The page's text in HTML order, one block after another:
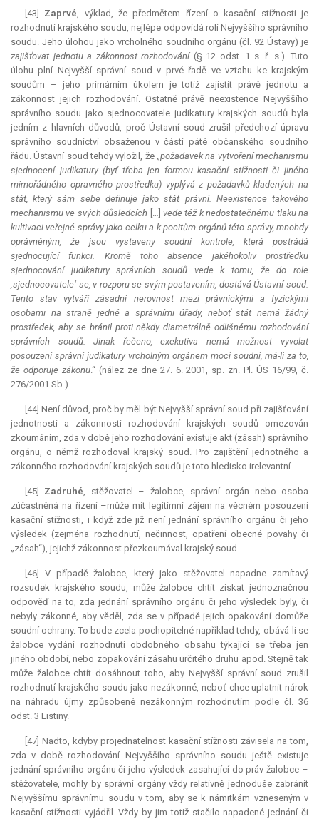
[43] Zaprvé, výklad, že předmětem řízení o kasační stížnosti je
rozhodnutí krajského soudu, nejlépe odpovídá roli Nejvyššího správního
soudu. Jeho úlohou jako vrcholného soudního orgánu (čl. 92 Ústavy) je
zajišťovat jednotu a zákonnost rozhodování(§ 12 odst. 1 s. ř. s.). Tuto
úlohu plní Nejvyšší správní soud v prvé řadě ve vztahu ke krajským
soudům – jeho primárním úkolem je totiž zajistit právě jednotu a
zákonnost jejich rozhodování. Ostatně právě neexistence Nejvyššího
správního soudu jako sjednocovatele judikatury krajských soudů byla
jedním z hlavních důvodů, proč Ústavní soud zrušil předchozí úpravu
správního soudnictví obsaženou v části páté občanského soudního
řádu. Ústavní soud tehdy vyložil, že „požadavek na vytvoření mechanismu
sjednocení judikatury (byť třeba jen formou kasační stížnosti či jiného
mimořádného opravného prostředku) vyplývá z požadavků kladených na
stát, který sám sebe definuje jako stát právní. Neexistence takového
mechanismu ve svých důsledcích […]vede též k nedostatečnému tlaku na
kultivaci veřejné správy jako celku a k pocitům orgánů této správy, mnohdy
oprávněným, že jsou vystaveny soudní kontrole, která postrádá
sjednocující funkci. Kromě toho absence jakéhokoliv prostředku
sjednocování judikatury správních soudů vede k tomu, že do role
‚sjednocovatele‘ se, v rozporu se svým postavením, dostává Ústavní soud.
Tento stav vytváří zásadní nerovnost mezi právnickými a fyzickými
osobami na straně jedné a správními úřady, neboť stát nemá žádný
prostředek, aby se bránil proti někdy diametrálně odlišnému rozhodování
správních soudů. Jinak řečeno,exekutiva nemá možnost vyvolat
posouzení správní judikatury vrcholným orgánem moci soudní, má-li za to,
že odporuje zákonu.“ (nález ze dne 27. 6. 2001, sp. zn. Pl. ÚS 16/99, č.
276/2001 Sb.)
[44] Není důvod, proč by měl být Nejvyšší správní soud při zajišťování
jednotnosti a zákonnosti rozhodování krajských soudů omezován
zkoumáním, zda v době jeho rozhodování existuje akt (zásah) správního
orgánu, o němž rozhodoval krajský soud. Pro zajištění jednotného a
zákonného rozhodování krajských soudů je toto hledisko irelevantní.
[45] Zadruhé, stěžovatel – žalobce, správní orgán nebo osoba
zúčastněná na řízení –může mít legitimní zájem na věcném posouzení
kasační stížnosti, i když zde již není jednání správního orgánu či jeho
výsledek (zejména rozhodnutí, nečinnost, opatření obecné povahy či
„zásah“), jejichž zákonnost přezkoumával krajský soud.
[46] V případě žalobce, který jako stěžovatel napadne zamítavý
rozsudek krajského soudu, může žalobce chtít získat jednoznačnou
odpověď na to, zda jednání správního orgánu či jeho výsledek byly, či
nebyly zákonné, aby věděl, zda se v případě jejich opakování domůže
soudní ochrany. To bude zcela pochopitelné například tehdy, obává-li se
žalobce vydání rozhodnutí obdobného obsahu týkající se třeba jen
jiného období, nebo zopakování zásahu určitého druhu apod. Stejně tak
může žalobce chtít dosáhnout toho, aby Nejvyšší správní soud zrušil
rozhodnutí krajského soudu jako nezákonné, neboť chce uplatnit nárok
na náhradu újmy způsobené nezákonným rozhodnutím podle čl. 36
odst. 3 Listiny.
[47] Nadto, kdyby projednatelnost kasační stížnosti závisela na tom,
zda v době rozhodování Nejvyššího správního soudu ještě existuje
jednání správního orgánu či jeho výsledek zasahující do práv žalobce –
stěžovatele, mohly by správní orgány vždy relativně jednoduše zabránit
Nejvyššímu správnímu soudu v tom, aby se k námitkám vzneseným v
kasační stížnosti vyjádřil. Vždy by jim totiž stačilo napadené jednání či